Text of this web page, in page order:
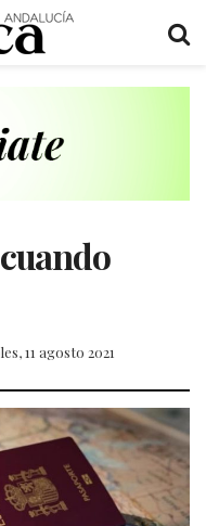
11 agosto 2021